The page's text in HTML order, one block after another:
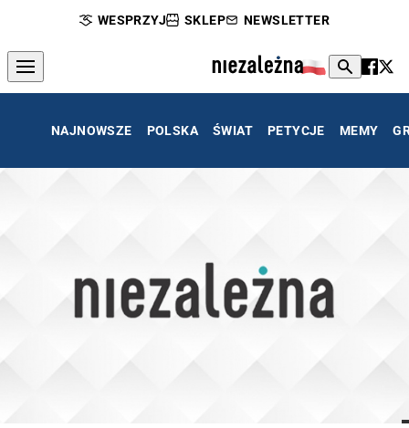
WESPRZYJ SKLEP NEWSLETTER
NAJNOWSZE POLSKA ŚWIAT PETYCJE MEMY